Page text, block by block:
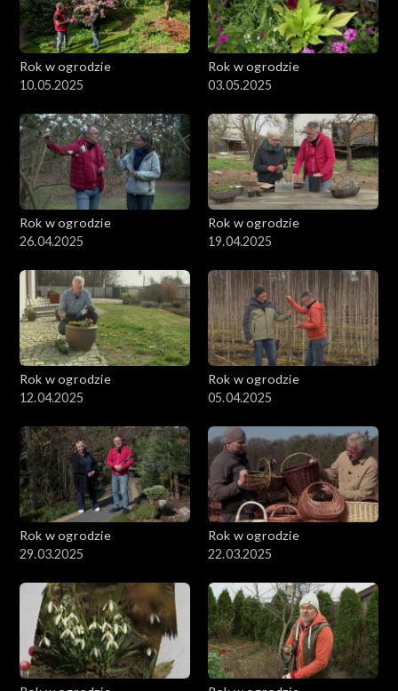
Rok w ogrodzie
10.05.2025
Rok w ogrodzie
03.05.2025
Rok w ogrodzie
26.04.2025
Rok w ogrodzie
19.04.2025
Rok w ogrodzie
12.04.2025
Rok w ogrodzie
05.04.2025
Rok w ogrodzie
29.03.2025
Rok w ogrodzie
22.03.2025